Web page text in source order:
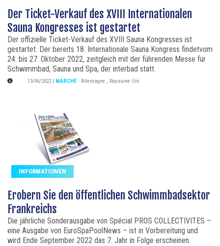
Der Ticket-Verkauf des XVIII Internationalen
Sauna Kongresses ist gestartet
Der offizielle Ticket-Verkauf des XVIII Sauna Kongresses ist
gestartet. Der bereits 18. Internationale Sauna Kongress findetvom
24. bis 27. Oktober 2022, zeitgleich mit der führenden Messe für
Schwimmbad, Sauna und Spa, der interbad statt.
13/06/2022 MARCHÉ : Allemagne , Royaume Uni
INFORMATIONEN
Erobern Sie den öffentlichen Schwimmbadsektor
Frankreichs
Die jährliche Sonderausgabe von Spécial PROS COLLECTIVITES –
eine Ausgabe von EuroSpaPoolNews – ist in Vorbereitung und
wird Ende September 2022 das 7. Jahr in Folge erscheinen.